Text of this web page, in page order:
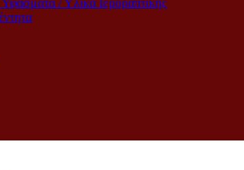
Υφάσματα / Υλικά Ιεροραπτικής